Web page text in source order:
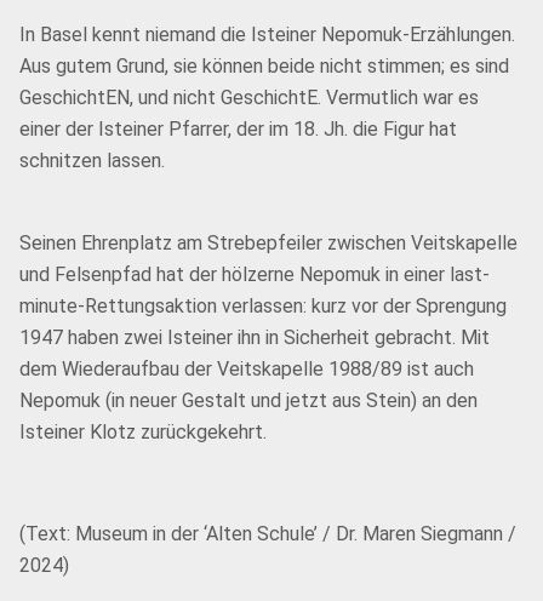
In Basel kennt niemand die Isteiner Nepomuk-Erzählungen.
Aus gutem Grund, sie können beide nicht stimmen; es sind
GeschichtEN, und nicht GeschichtE. Vermutlich war es
einer der Isteiner Pfarrer, der im 18. Jh. die Figur hat
schnitzen lassen.
Seinen Ehrenplatz am Strebepfeiler zwischen Veitskapelle
und Felsenpfad hat der hölzerne Nepomuk in einer last-
minute-Rettungsaktion verlassen: kurz vor der Sprengung
1947 haben zwei Isteiner ihn in Sicherheit gebracht. Mit
dem Wiederaufbau der Veitskapelle 1988/89 ist auch
Nepomuk (in neuer Gestalt und jetzt aus Stein) an den
Isteiner Klotz zurückgekehrt.
(Text: Museum in der ‘Alten Schule’ / Dr. Maren Siegmann /
2024)